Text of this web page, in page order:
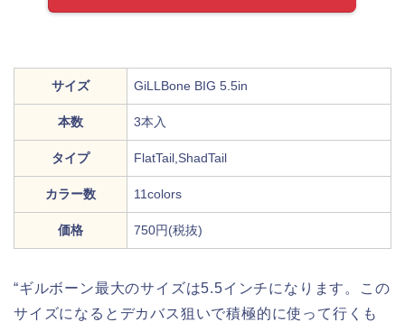
サイズ GiLLBone BIG 5.5in
本数 3本入
タイプ FlatTail,ShadTail
カラー数 11colors
価格 750円(税抜)
“ギルボーン最大のサイズは5.5インチになります。この
サイズになるとデカバス狙いで積極的に使って行くも